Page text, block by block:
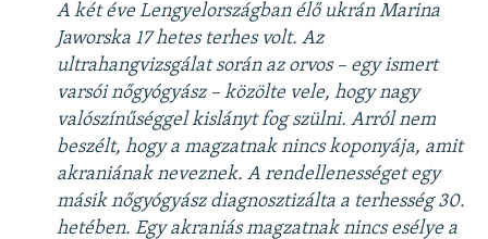
A két éve Lengyelországban élő ukrán Marina
Jaworska 17 hetes terhes volt. Az
ultrahangvizsgálat során az orvos – egy ismert
varsói nőgyógyász – közölte vele, hogy nagy
valószínűséggel kislányt fog szülni. Arról nem
beszélt, hogy a magzatnak nincs koponyája, amit
akraniának neveznek. A rendellenességet egy
másik nőgyógyász diagnosztizálta a terhesség 30.
hetében. Egy akraniás magzatnak nincs esélye a